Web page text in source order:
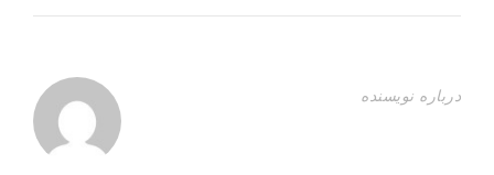
درباره نویسنده